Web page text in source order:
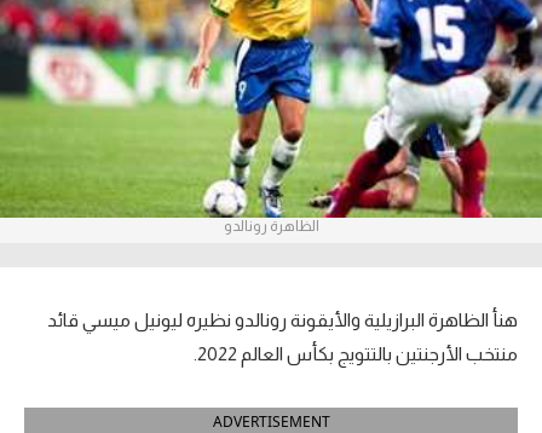
آراء حرة
ركن الألعاب
بطولات
أمريكا 2026
الدوري الإنجليزي الممتاز
الدوري الإسباني
الظاهرة رونالدو
هنأ الظاهرة البرازيلية والأيقونة رونالدو نظيره ليونيل ميسي قائد
منتخب الأرجنتين بالتتويج بكأس العالم 2022.
ADVERTISEMENT